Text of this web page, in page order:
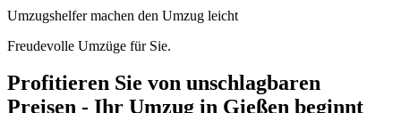
Umzugshelfer machen den Umzug leicht
Freudevolle Umzüge für Sie.
Profitieren Sie von unschlagbaren
Preisen - Ihr Umzug in Gießen beginnt